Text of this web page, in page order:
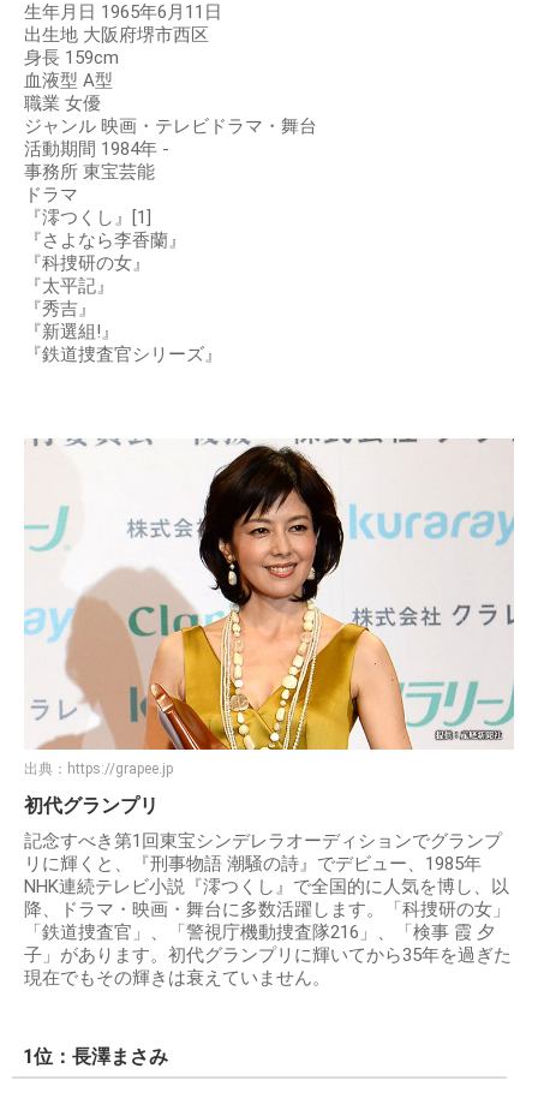
生年月日 1965年6月11日
出生地 大阪府堺市西区
身長 159cm
血液型 A型
職業 女優
ジャンル 映画・テレビドラマ・舞台
活動期間 1984年 -
事務所 東宝芸能
ドラマ
『澪つくし』[1]
『さよなら李香蘭』
『科捜研の女』
『太平記』
『秀吉』
『新選組!』
『鉄道捜査官シリーズ』
出典： https://grapee.jp
初代グランプリ
記念すべき第1回東宝シンデレラオーディションでグランプ
リに輝くと、『刑事物語 潮騒の詩』でデビュー、1985年
NHK連続テレビ小説『澪つくし』で全国的に人気を博し、以
降、ドラマ・映画・舞台に多数活躍します。「科捜研の女」
「鉄道捜査官」、「警視庁機動捜査隊216」、「検事 霞 夕
子」があります。初代グランプリに輝いてから35年を過ぎた
現在でもその輝きは衰えていません。
1位：長澤まさみ